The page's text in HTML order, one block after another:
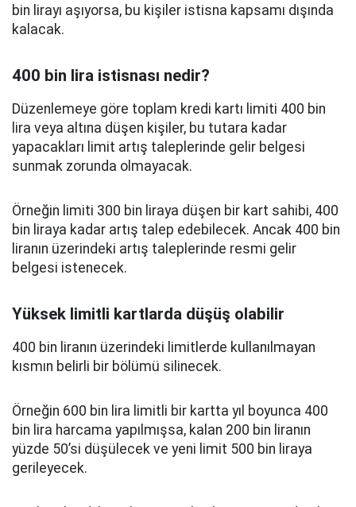
bin lirayı aşıyorsa, bu kişiler istisna kapsamı dışında
kalacak.
400 bin lira istisnası nedir?
Düzenlemeye göre toplam kredi kartı limiti 400 bin
lira veya altına düşen kişiler, bu tutara kadar
yapacakları limit artış taleplerinde gelir belgesi
sunmak zorunda olmayacak.
Örneğin limiti 300 bin liraya düşen bir kart sahibi, 400
bin liraya kadar artış talep edebilecek. Ancak 400 bin
liranın üzerindeki artış taleplerinde resmi gelir
belgesi istenecek.
Yüksek limitli kartlarda düşüş olabilir
400 bin liranın üzerindeki limitlerde kullanılmayan
kısmın belirli bir bölümü silinecek.
Örneğin 600 bin lira limitli bir kartta yıl boyunca 400
bin lira harcama yapılmışsa, kalan 200 bin liranın
yüzde 50’si düşülecek ve yeni limit 500 bin liraya
gerileyecek.